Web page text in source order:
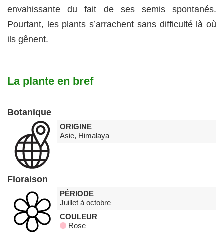
envahissante du fait de ses semis spontanés.
Pourtant, les plants s’arrachent sans difficulté là où
ils gênent.
La plante en bref
Botanique
ORIGINE
Asie, Himalaya
Floraison
PÉRIODE
Juillet à octobre
COULEUR
Rose